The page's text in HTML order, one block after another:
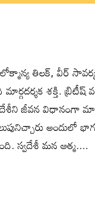
తిలక్, వీర్
శక్తి. బ్రిటీష్
స్వదేశీని జీవన
స్వదేశీ మన ఆత్మ....